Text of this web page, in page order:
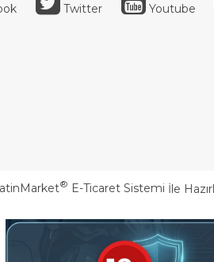
Twitter Youtube
® E-Ticaret Sistemi İle